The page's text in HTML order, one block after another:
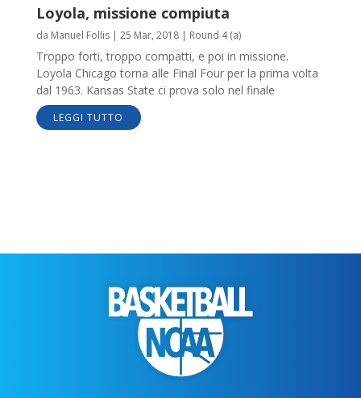
Loyola, missione compiuta
da Manuel Follis| 25 Mar, 2018| Round 4 (a)
Troppo forti, troppo compatti, e poi in missione.
Loyola Chicago torna alle Final Four per la prima volta
dal 1963. Kansas State ci prova solo nel finale
LEGGI TUTTO